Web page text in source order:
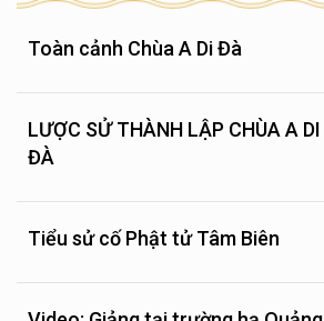
Toàn cảnh Chùa A Di Đà
LƯỢC SỬ THÀNH LẬP CHÙA A DI
ĐÀ
Tiểu sử cố Phật tử Tâm Biên